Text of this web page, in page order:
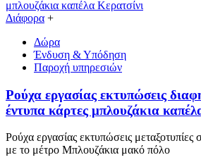
Διάφορα +
Δώρα
Ένδυση & Υπόδηση
Παροχή υπηρεσιών
Ρούχα εργασίας εκτυπώσεις
έντυπα κάρτες μπλουζάκια
Ρούχα εργασίας εκτυπώσεις
με το μέτρο Μπλουζάκια μακό πόλο